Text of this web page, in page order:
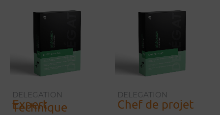
DELEGATION
Expert
Technique
DELEGATION
Chef de projet